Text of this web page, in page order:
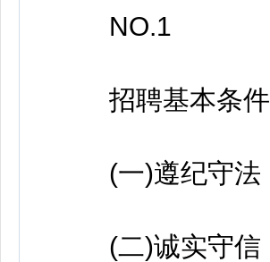
NO.1
招聘基本条件
(一)遵纪守法
(二)诚实守信，